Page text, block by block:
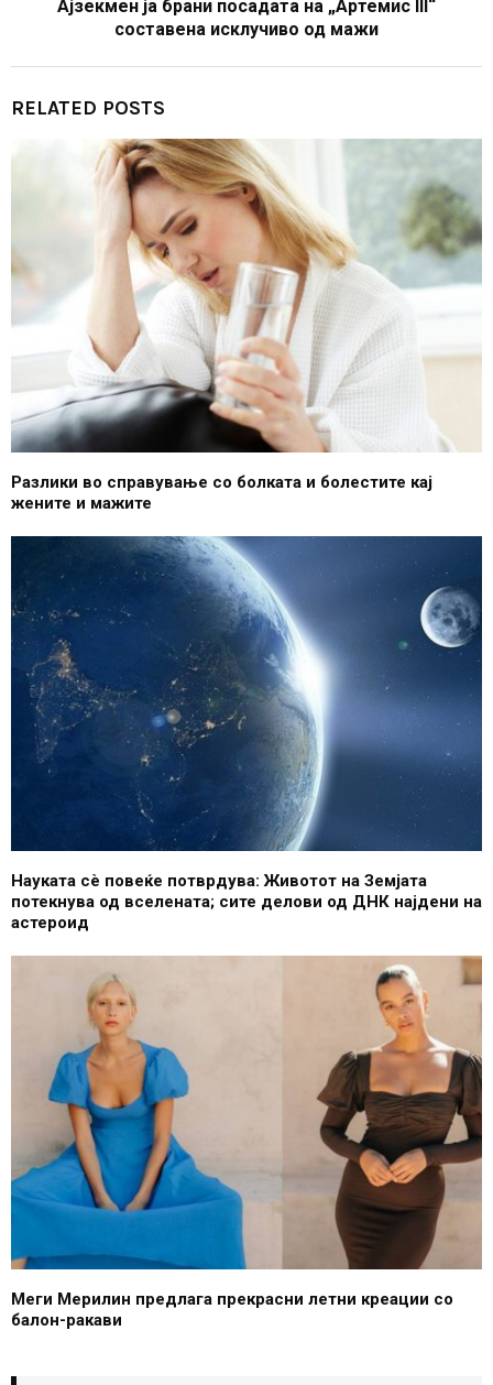
Ајзекмен ја брани посадата на „Артемис III“
составена исклучиво од мажи
RELATED POSTS
Разлики во справување со болката и болестите кај
жените и мажите
Науката сѐ повеќе потврдува: Животот на Земјата
потекнува од вселената; сите делови од ДНК најдени на
астероид
Меги Мерилин предлага прекрасни летни креации со
балон-ракави